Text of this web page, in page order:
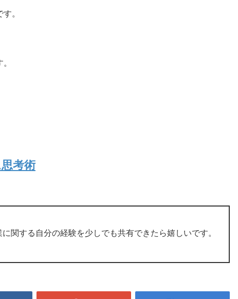
。
考術
関する自分の経験を少しでも共有できたら嬉しいです。